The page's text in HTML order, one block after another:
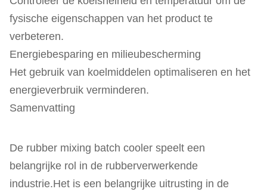
fysische eigenschappen van het product te
verbeteren.
Energiebesparing en milieubescherming
Het gebruik van koelmiddelen optimaliseren en het
energieverbruik verminderen.
Samenvatting
De rubber mixing batch cooler speelt een
belangrijke rol in de rubberverwerkende
industrie.Het is een belangrijke uitrusting in de